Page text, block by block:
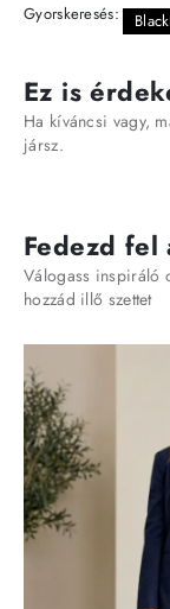
Gyorskeresés:
Ez is
Ha kíváncsi vagy,
jársz.
Fedezd fel
Válogass inspiráló
hozzád illő szettet